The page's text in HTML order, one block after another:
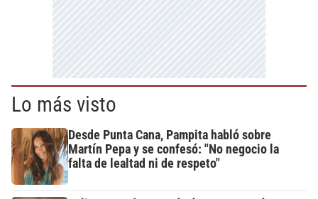
Lo más visto
Desde Punta Cana, Pampita habló sobre
Martín Pepa y se confesó: "No negocio la
falta de lealtad ni de respeto"